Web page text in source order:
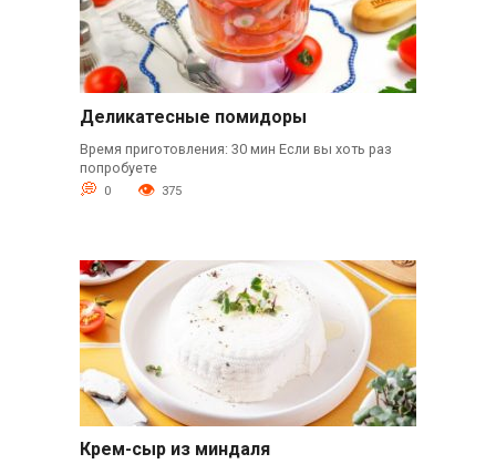
Деликатесные помидоры
Время приготовления: 30 мин Если вы хоть раз
попробуете
0 375
Крем-сыр из миндаля